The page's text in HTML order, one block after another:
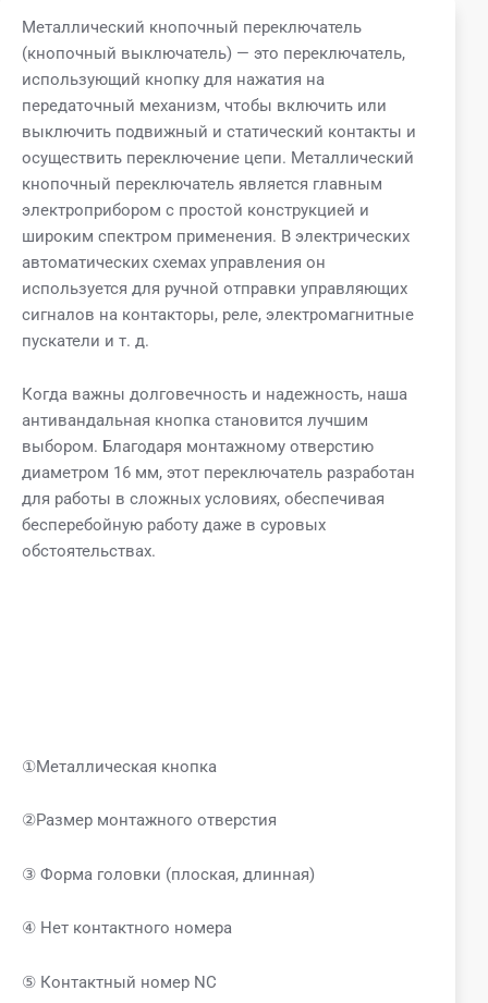
Металлический кнопочный переключатель
(кнопочный выключатель) — это переключатель,
использующий кнопку для нажатия на
передаточный механизм, чтобы включить или
выключить подвижный и статический контакты и
осуществить переключение цепи. Металлический
кнопочный переключатель является главным
электроприбором с простой конструкцией и
широким спектром применения. В электрических
автоматических схемах управления он
используется для ручной отправки управляющих
сигналов на контакторы, реле, электромагнитные
пускатели и т. д.
Когда важны долговечность и надежность, наша
антивандальная кнопка становится лучшим
выбором. Благодаря монтажному отверстию
диаметром 16 мм, этот переключатель разработан
для работы в сложных условиях, обеспечивая
бесперебойную работу даже в суровых
обстоятельствах.
①Металлическая кнопка
②Размер монтажного отверстия
③ Форма головки (плоская, длинная)
④ Нет контактного номера
⑤ Контактный номер NC